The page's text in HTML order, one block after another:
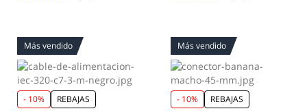
Más vendido
- 10% REBAJAS
Más vendido
- 10% REBAJAS